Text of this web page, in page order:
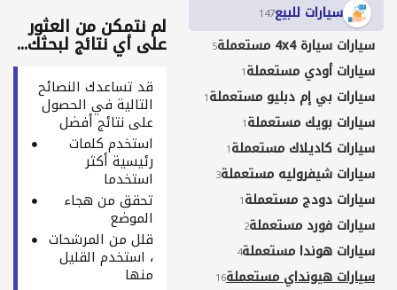
سيارات للبيع147
سيارات سيارة 4x4 مستعملة 5
سيارات أودي مستعملة1
سيارات بي إم دبليو مستعملة1
سيارات بويك مستعملة1
سيارات كاديلاك مستعملة1
سيارات شيفروليه مستعملة3
سيارات دودج مستعملة1
سيارات فورد مستعملة2
سيارات هوندا مستعملة4
سيارات هيونداي مستعملة16
لم نتمكن من العثور
على أي نتائج لبحثك...
قد تساعدك النصائح
التالية في الحصول
على نتائج أفضل
استخدم كلمات
رئيسية أكثر
استخدما
تحقق من هجاء
الموضع
قلل من المرشحات
، استخدم القليل
منها